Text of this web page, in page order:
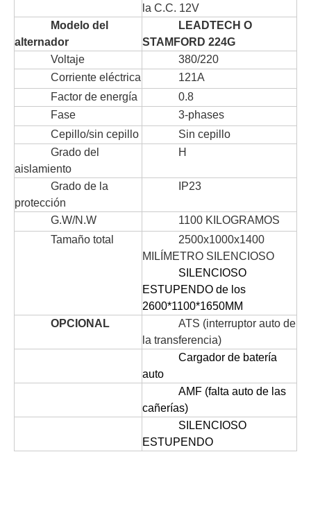
la C.C. 12V
Modelo del
alternador
LEADTECH O
STAMFORD 224G
Voltaje
380/220
Corriente eléctrica
121A
Factor de energía
0.8
Fase
3-phases
Cepillo/sin cepillo
Sin cepillo
Grado del
aislamiento
H
Grado de la
protección
IP23
G.W/N.W
1100 KILOGRAMOS
Tamaño total
2500x1000x1400
MILÍMETRO SILENCIOSO
SILENCIOSO
ESTUPENDO de los
2600*1100*1650MM
OPCIONAL
ATS (interruptor auto de
la transferencia)
Cargador de batería
auto
AMF (falta auto de las
cañerías)
SILENCIOSO
ESTUPENDO